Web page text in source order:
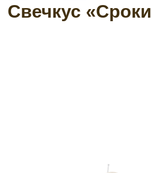
Свечкус